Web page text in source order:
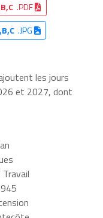
.PDF
.JPG
les jours
et 2027, dont